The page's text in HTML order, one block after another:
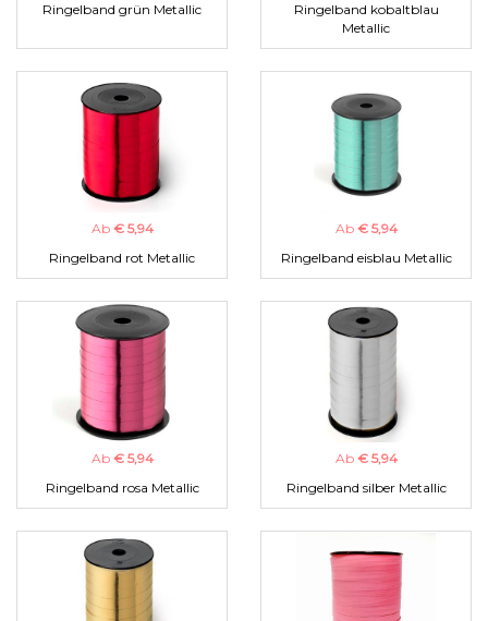
Ringelband grün Metallic
Ringelband kobaltblau
Metallic
Ab € 5,94
Ringelband rot Metallic
Ab € 5,94
Ringelband eisblau Metallic
Ab € 5,94
Ringelband rosa Metallic
Ab € 5,94
Ringelband silber Metallic